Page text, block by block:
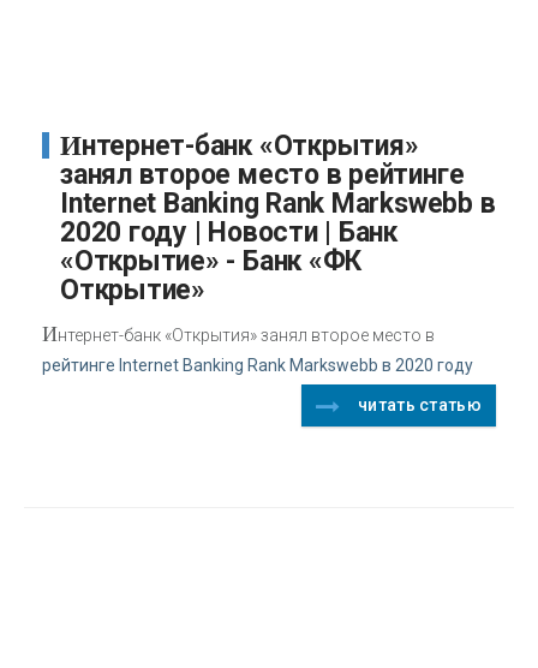
Интернет-банк «Открытия»
занял второе место в рейтинге
Internet Banking Rank Markswebb в
2020 году | Новости | Банк
«Открытие» - Банк «ФК
Открытие»
Интернет-банк «Открытия» занял второе место в
рейтинге Internet Banking Rank Markswebb в 2020 году
читать статью